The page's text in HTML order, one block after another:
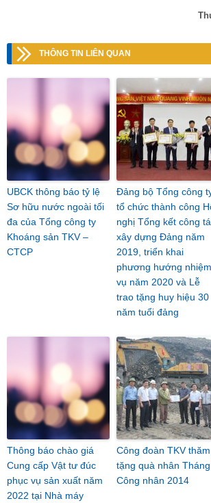
THÔNG TIN LIÊN QUAN
UBCK thông báo tỷ lệ
Sơ hữu nước ngoài tối
đa của Tổng công ty
Khoáng sản TKV –
CTCP
Đảng bộ Tổng công
tổ chức thành công
nghị Tổng kết công
xây dựng Đảng năm
2019, triển khai
phương hướng nhiệm
vụ năm 2020 và Lễ
trao tặng huy hiệu 30
năm tuổi đảng
Thông báo chào giá
Cung cấp Vật tư đúc
phục vụ sản xuất năm
2022 tại Nhà máy
Công đoàn TKV
tặng quà nhân Tháng
Công nhân 2014